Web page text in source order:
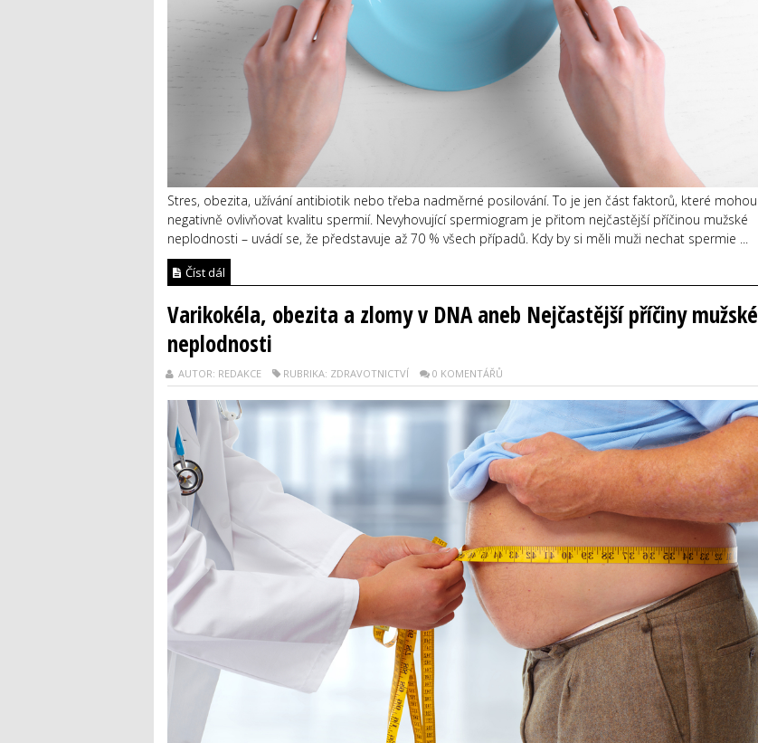
Stres, obezita, užívání antibiotik nebo třeba nadměrné posilování. To je jen část faktorů, které mohou
negativně ovlivňovat kvalitu spermií. Nevyhovující spermiogram je přitom nejčastější příčinou mužské
neplodnosti – uvádí se, že představuje až 70 % všech případů. Kdy by si měli muži nechat spermie ...
Číst dál
Varikokéla, obezita a zlomy v DNA aneb Nejčastější příčiny mužské
neplodnosti
AUTOR: REDAKCE RUBRIKA: ZDRAVOTNICTVÍ 0 KOMENTÁŘŮ